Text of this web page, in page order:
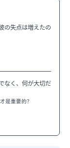
の失点は増えたの
なく、何が大切だ
是重要的？